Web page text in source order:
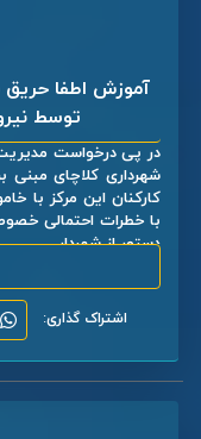
آموزش اطفا حریق
توسط
در پی درخواست
شهرداری کلاچای مبنی
با خطرات احتمالی
دستور از شهردار ...
اشتراک گذاری: